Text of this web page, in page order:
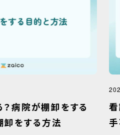
病院が棚卸をする
をする方法